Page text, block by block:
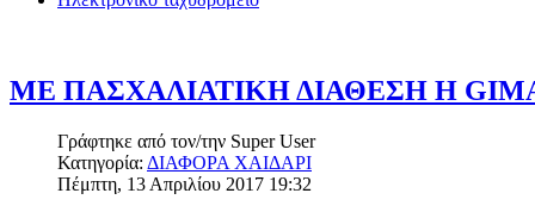
ΜΕ ΠΑΣΧΑΛΙΑΤΙΚΗ ΔΙΑΘΕΣΗ Η
Γράφτηκε από τον/την Super User
Κατηγορία: ΔΙΑΦΟΡΑ ΧΑΙΔΑΡΙ
Πέμπτη, 13 Απριλίου 2017 19:32